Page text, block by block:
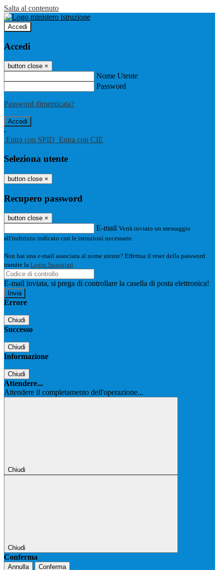
Salta al contenuto
Accedi
Accedi
button close ×
Nome Utente
Password
Password dimenticata?
-
Entra con SPID Entra con CIE
Seleziona utente
button close ×
Recupero password
button close ×
E-mail Verrà inviato un messaggio
all'indirizzo indicato con le istruzioni necessarie.
Non hai una e-mail associata al nome utente? Effettua il reset della password
tramite la Login Spaggiari
E-mail inviata, si prega di controllare la casella di posta elettronica!
Errore
Chiudi
Successo
Chiudi
Informazione
Chiudi
Attendere...
Attendere il completamento dell'operazione...
Chiudi
Chiudi
Conferma
Annulla Conferma